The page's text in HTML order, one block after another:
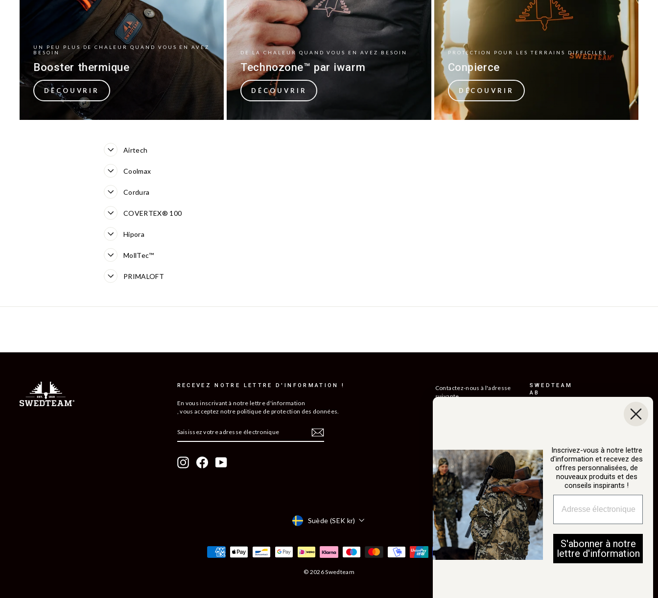
UN PEU PLUS DE CHALEUR QUAND VOUS EN AVEZ
BESOIN
Booster thermique
DÉCOUVRIR
DE LA CHALEUR QUAND VOUS EN AVEZ BESOIN
Technozone™ par iwarm
DÉCOUVRIR
PROTECTION POUR LES TERRAINS DIFFICILES
Conpierce
DÉCOUVRIR
Airtech
Coolmax
Cordura
COVERTEX® 100
Hipora
MollTec™
PRIMALOFT
RECEVEZ NOTRE LETTRE D'INFORMATION !
En vous inscrivant à notre lettre d'information
, vous acceptez notre politique de protection des données.
VOTRE
À
InstagramFacebookYouTube
Contactez-nous à l'adresse
suivante
Notre histoire
Catalogue
Connexion B2B
Annuler un achat
SWEDTEAM
AB
info@swedteam.se
0325-61 80 70
Monnaie
Suède (SEK kr)
© 2026 Swedteam
Inscrivez-vous à notre lettre
d'information et recevez des
offres personnalisées, de
nouveaux produits et des
conseils inspirants !
S'abonner à notre
lettre d'information